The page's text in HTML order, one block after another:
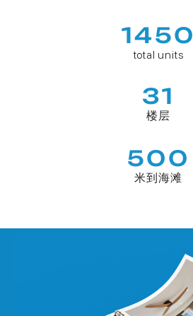
1450
total units
31
楼层
500
米到海滩